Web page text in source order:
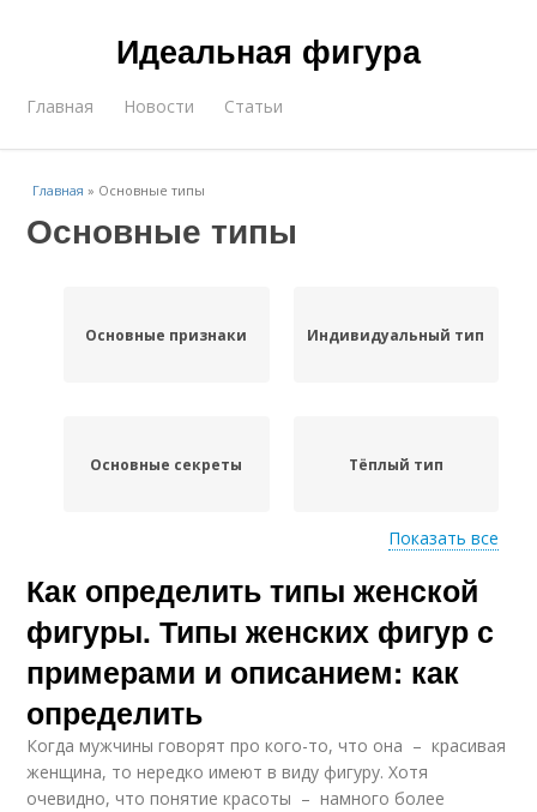
Идеальная фигура
Главная Новости Статьи
Главная » Основные типы
Основные типы
Основные признаки Индивидуальный тип
Основные секреты Тёплый тип
Женский тип Тип в зависимости
Основные способы
Показать все
Как определить типы женской
фигуры. Типы женских фигур с
примерами и описанием: как
определить
Когда мужчины говорят про кого-то, что она – красивая
женщина, то нередко имеют в виду фигуру. Хотя
очевидно, что понятие красоты – намного более